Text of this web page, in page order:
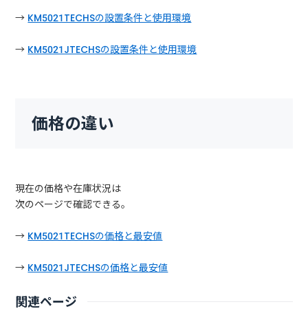
→ KM5021TECHSの設置条件と使用環境
→ KM5021JTECHSの設置条件と使用環境
価格の違い
現在の価格や在庫状況は
次のページで確認できる。
→ KM5021TECHSの価格と最安値
→ KM5021JTECHSの価格と最安値
関連ページ